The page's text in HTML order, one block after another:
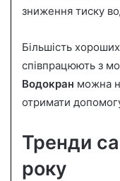
зниження тиску
Більшість
співпрацюють з
Водокран можна
отримати
Тренди
року